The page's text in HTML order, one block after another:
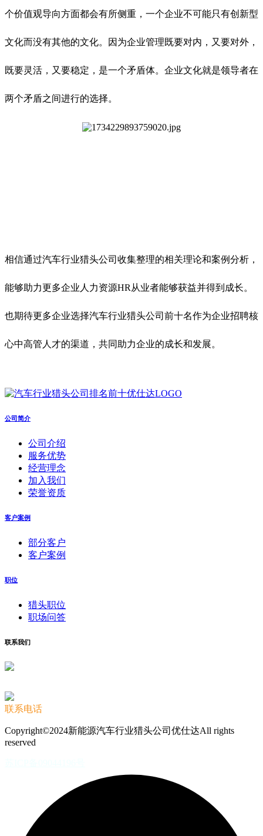
个价值观导向方面都会有所侧重，一个企业不可能只有创新型
文化而没有其他的文化。因为企业管理既要对内，又要对外，
既要灵活，又要稳定，是一个矛盾体。企业文化就是领导者在
两个矛盾之间进行的选择。
相信通过汽车行业猎头公司 收集整理的相关理论和案例分析，
能够助力更多企业人力资源HR从业者能够获益并得到成长。
也期待更多企业选择汽车行业猎头公司前十名作为企业招聘核
心中高管人才的渠道，共同助力企业的成长和发展。
公司简介
公司介绍
服务优势
经营理念
加入我们
荣誉资质
客户案例
部分客户
客户案例
职位
猎头职位
职场问答
联系我们
联系电话
Copyright©2024新能源汽车行业猎头公司优仕达All rights
reserved